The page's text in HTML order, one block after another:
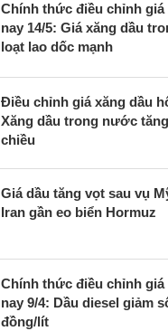
Chính thức điều chỉnh giá
nay 14/5: Giá xăng dầu
loạt lao dốc mạnh
Điều chỉnh giá xăng dầu
Xăng dầu trong nước
chiều
Giá dầu tăng vọt sau vụ
Iran gần eo biển Hormuz
Chính thức điều chỉnh giá
nay 9/4: Dầu diesel giảm
đồng/lít